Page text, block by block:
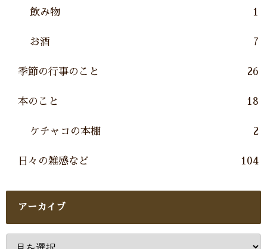
飲み物 1
お酒 7
季節の行事のこと 26
本のこと 18
ケチャコの本棚 2
日々の雑感など 104
アーカイブ